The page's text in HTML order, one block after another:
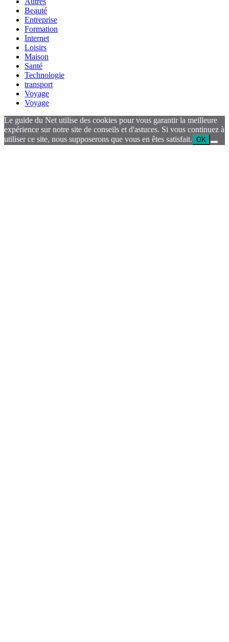
Beauté
Entreprise
Formation
Internet
Loisirs
Maison
Santé
Technologie
transport
Voyage
Voyage
Le guide du Net utilise des cookies pour vous garantir la meilleure
expérience sur notre site de conseils et d'astuces. Si vous continuez à
utiliser ce site, nous supposerons que vous en êtes satisfait. OK